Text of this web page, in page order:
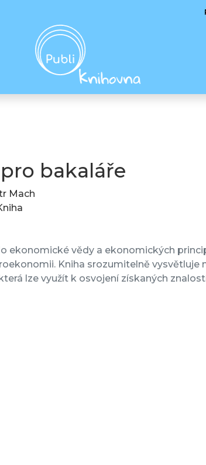
bakaláře
Mach
ekonomické vědy a ekonomických
Kniha srozumitelně
lze využít k osvojení získaných